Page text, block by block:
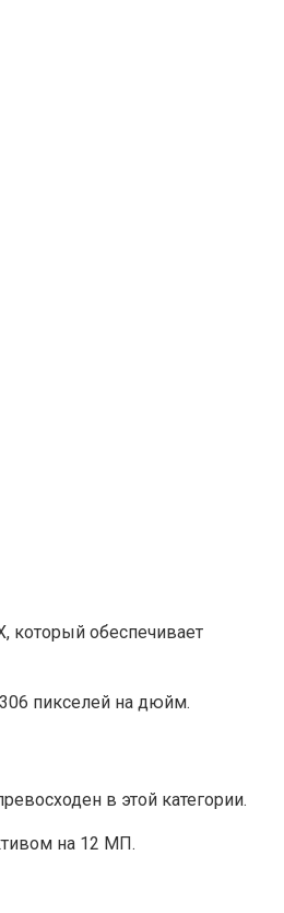
который обеспечивает
пикселей на дюйм.
в этой категории.
на 12 МП.